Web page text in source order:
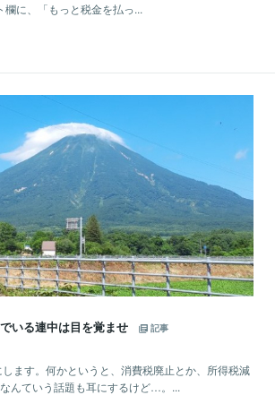
に、「もっと税金を払っ...
いる連中は目を覚ませ
記事
ます。何かというと、消費税廃止とか、所得税減
んていう話題も耳にするけど…。...